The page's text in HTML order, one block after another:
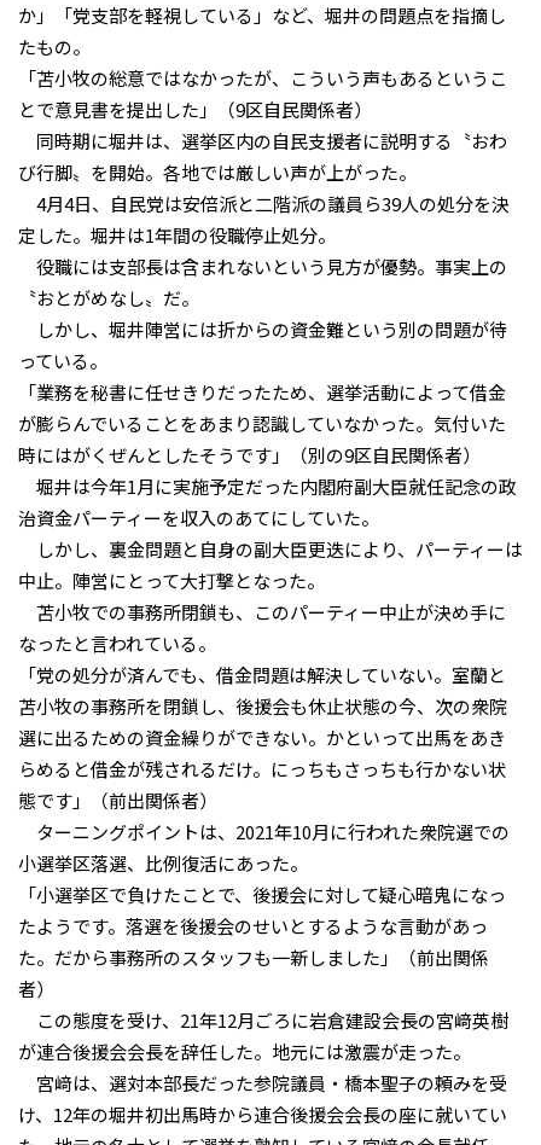
か」「党支部を軽視している」など、堀井の問題点を指摘し
たもの。
「苫小牧の総意ではなかったが、こういう声もあるというこ
とで意見書を提出した」（9区自民関係者）
同時期に堀井は、選挙区内の自民支援者に説明する〝おわ
び行脚〟を開始。各地では厳しい声が上がった。
4月4日、自民党は安倍派と二階派の議員ら39人の処分を決
定した。堀井は1年間の役職停止処分。
役職には支部長は含まれないという見方が優勢。事実上の
〝おとがめなし〟だ。
しかし、堀井陣営には折からの資金難という別の問題が待
っている。
「業務を秘書に任せきりだったため、選挙活動によって借金
が膨らんでいることをあまり認識していなかった。気付いた
時にはがくぜんとしたそうです」（別の9区自民関係者）
堀井は今年1月に実施予定だった内閣府副大臣就任記念の政
治資金パーティーを収入のあてにしていた。
しかし、裏金問題と自身の副大臣更迭により、パーティーは
中止。陣営にとって大打撃となった。
苫小牧での事務所閉鎖も、このパーティー中止が決め手に
なったと言われている。
「党の処分が済んでも、借金問題は解決していない。室蘭と
苫小牧の事務所を閉鎖し、後援会も休止状態の今、次の衆院
選に出るための資金繰りができない。かといって出馬をあき
らめると借金が残されるだけ。にっちもさっちも行かない状
態です」（前出関係者）
ターニングポイントは、2021年10月に行われた衆院選での
小選挙区落選、比例復活にあった。
「小選挙区で負けたことで、後援会に対して疑心暗鬼になっ
たようです。落選を後援会のせいとするような言動があっ
た。だから事務所のスタッフも一新しました」（前出関係
者）
この態度を受け、21年12月ごろに岩倉建設会長の宮﨑英樹
が連合後援会会長を辞任した。地元には激震が走った。
宮﨑は、選対本部長だった参院議員・橋本聖子の頼みを受
け、12年の堀井初出馬時から連合後援会会長の座に就いてい